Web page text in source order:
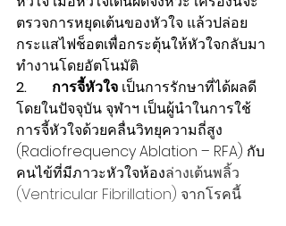
ตรวจการหยุดเต้นของหัวใจ แล้วปล่อย
กระแสไฟช็อตเพื่อกระตุ้นให้หัวใจกลับมา
ทำงานโดยอัตโนมัติ
2.       การจี้หัวใจ เป็นการรักษาที่ได้ผลดี
โดยในปัจจุบัน จุฬาฯ เป็นผู้นำในการใช้
การจี้หัวใจด้วยคลื่นวิทยุความถี่สูง
(Radiofrequency Ablation – RFA) กับ
คนไข้ที่มีภาวะหัวใจห้องล่างเต้นพลิ้ว
(Ventricular Fibrillation) จากโรคนี้